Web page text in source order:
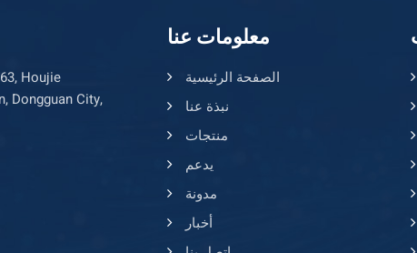
Dongguan City,
معلومات عنا
الصفحة الرئيسية
نبذة عنا
منتجات
يدعم
مدونة
أخبار